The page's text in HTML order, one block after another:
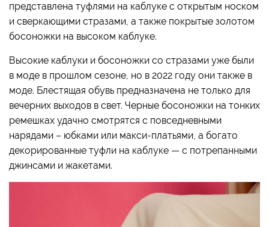
представлена туфлями на каблуке с открытым носком
и сверкающими стразами, а также покрытые золотом
босоножки на высоком каблуке.
Высокие каблуки и босоножки со стразами уже были
в моде в прошлом сезоне, но в 2022 году они также в
моде. Блестящая обувь предназначена не только для
вечерних выходов в свет. Черные босоножки на тонких
ремешках удачно смотрятся с повседневными
нарядами – юбками или макси-платьями, а богато
декорированные туфли на каблуке — с потрепанными
джинсами и жакетами.